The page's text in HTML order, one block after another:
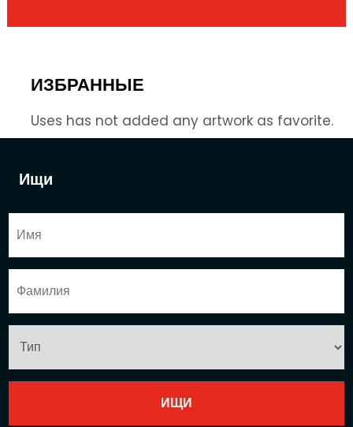
Ищи
ИЗБРАННЫЕ
Uses has not added any artwork as favorite.